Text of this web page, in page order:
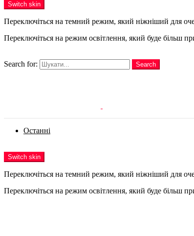
Switch skin
Переключіться на темний режим, який ніжніший для
Переключіться на режим освітлення, який буде більш
Search for:
Search
Останні
Switch skin
Переключіться на темний режим, який ніжніший для
Переключіться на режим освітлення, який буде більш